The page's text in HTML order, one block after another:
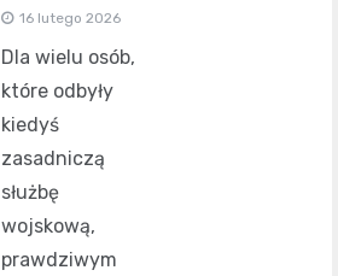
16 lutego 2026
Dla wielu osób,
które odbyły
kiedyś
zasadniczą
służbę
wojskową,
prawdziwym